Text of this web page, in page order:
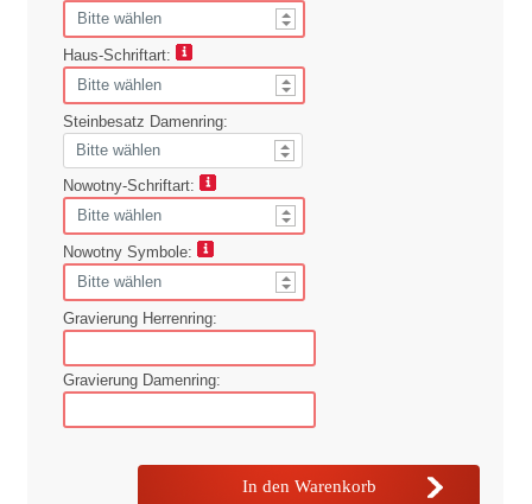
Haus-Schriftart:
Steinbesatz Damenring:
Nowotny-Schriftart:
Nowotny Symbole:
Gravierung Herrenring:
Gravierung Damenring: